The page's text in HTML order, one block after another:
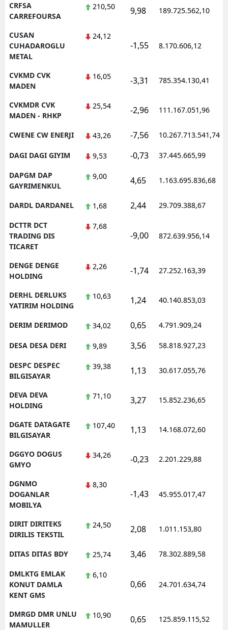
CRFSA
CARREFOURSA
210,50 9,98 189.725.562,10
CUSAN
CUHADAROGLU
METAL
24,12
-1,55 8.170.606,12
CVKMD CVK
MADEN
16,05 -3,31 785.354.130,41
CVKMDR CVK
MADEN - RHKP
25,54 -2,96 111.167.051,96
CWENE CW ENERJI 43,26 -7,56 10.267.713.541,74
DAGI DAGI GIYIM 9,53 -0,73 37.445.665,99
DAPGM DAP
GAYRIMENKUL
9,00 4,65 1.163.695.836,68
DARDL DARDANEL 1,68 2,44 29.709.388,67
DCTTR DCT
TRADING DIS
TICARET
7,68
-9,00 872.639.956,14
DENGE DENGE
HOLDING
2,26 -1,74 27.252.163,39
DERHL DERLUKS
YATIRIM HOLDING
10,63 1,24 40.140.853,03
DERIM DERIMOD 34,02 0,65 4.791.909,24
DESA DESA DERI 9,89 3,56 58.818.927,23
DESPC DESPEC
BILGISAYAR
39,38 1,13 30.617.055,76
DEVA DEVA
HOLDING
71,10 3,27 15.852.236,65
DGATE DATAGATE
BILGISAYAR
107,40 1,13 14.168.072,60
DGGYO DOGUS
GMYO
34,26 -0,23 2.201.229,88
DGNMO
DOGANLAR
MOBILYA
8,30
-1,43 45.955.017,47
DIRIT DIRITEKS
DIRILIS TEKSTIL
24,50 2,08 1.011.153,80
DITAS DITAS BDY 25,74 3,46 78.302.889,58
DMLKTG EMLAK
KONUT DAMLA
KENT GMS
6,10
0,66 24.701.634,74
DMRGD DMR UNLU
MAMULLER
10,90 0,65 125.859.115,52